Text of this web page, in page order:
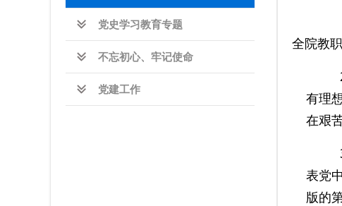
党史学习教育专题
不忘初心、牢记使命
党建工作